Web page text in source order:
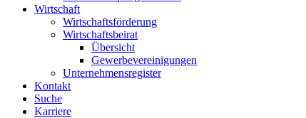
Wirtschaft
Wirtschaftsförderung
Wirtschaftsbeirat
Übersicht
Gewerbevereinigungen
Unternehmensregister
Kontakt
Suche
Karriere